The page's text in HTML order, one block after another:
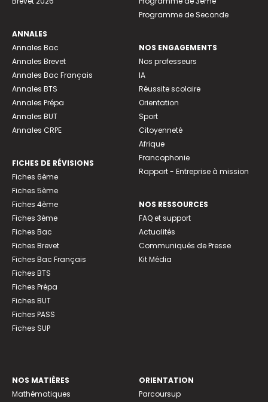
ANNALES
Annales Bac
Annales Brevet
Annales Bac Français
Annales BTS
Annales Prépa
Annales BUT
Annales CRPE
FICHES DE RÉVISIONS
Fiches 6ème
Fiches 5ème
Fiches 4ème
Fiches 3ème
Fiches Bac
Fiches Brevet
Fiches Bac Français
Fiches BTS
Fiches Prépa
Fiches BUT
Fiches PASS
Fiches SUP
Programme de Seconde
NOS ENGAGEMENTS
Nos professeurs
IA
Réussite scolaire
Orientation
Sport
Citoyenneté
Afrique
Francophonie
Rapport - Entreprise à mission
NOS RESSOURCES
FAQ et support
Actualités
Communiqués de Presse
Kit Média
NOS MATIÈRES
Mathématiques
ORIENTATION
Parcoursup